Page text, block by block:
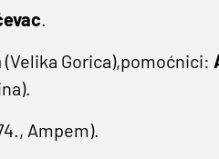
.
(Velika Gorica),pomoćnici:
Ampem).